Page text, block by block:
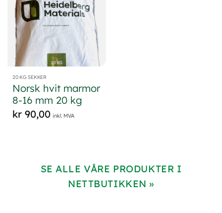
20 KG SEKKER
Norsk hvit marmor
8-16 mm 20 kg
kr90,00 inkl. MVA
SE ALLE VÅRE PRODUKTER I
NETTBUTIKKEN »